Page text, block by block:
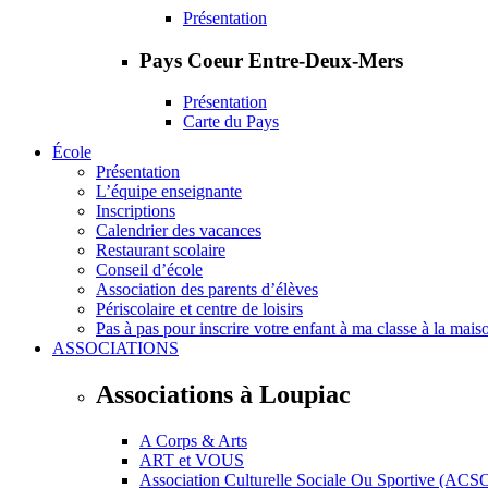
Présentation
Pays Coeur Entre-Deux-Mers
Présentation
Carte du Pays
École
Présentation
L’équipe enseignante
Inscriptions
Calendrier des vacances
Restaurant scolaire
Conseil d’école
Association des parents d’élèves
Périscolaire et centre de loisirs
Pas à pas pour inscrire votre enfant à ma classe à la
ASSOCIATIONS
Associations à Loupiac
A Corps & Arts
ART et VOUS
Association Culturelle Sociale Ou Sportive